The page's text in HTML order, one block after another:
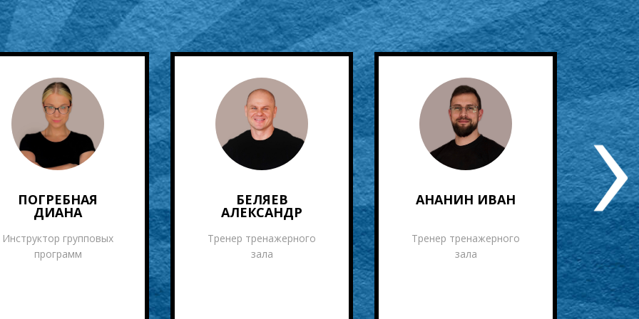
ПОГРЕБНАЯ
ДИАНА
Инструктор групповых
программ
БЕЛЯЕВ
АЛЕКСАНДР
Тренер тренажерного
зала
АНАНИН ИВАН
Тренер тренажерного
зала